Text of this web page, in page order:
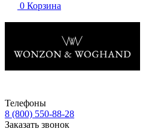
0 Корзина
Телефоны
8 (800) 550-88-28
Заказать звонок